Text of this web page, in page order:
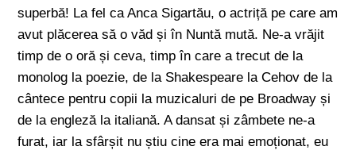
superbă! La fel ca Anca Sigartău, o actriță pe care am
avut plăcerea să o văd și în Nuntă mută. Ne-a vrăjit
timp de o oră și ceva, timp în care a trecut de la
monolog la poezie, de la Shakespeare la Cehov de la
cântece pentru copii la muzicaluri de pe Broadway și
de la engleză la italiană. A dansat și zâmbete ne-a
furat, iar la sfârșit nu știu cine era mai emoționat, eu